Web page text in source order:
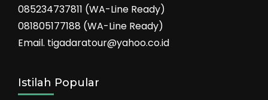
085234737811 (WA-Line Ready)
081805177188 (WA-Line Ready)
Email. tigadaratour@yahoo.co.id
Istilah Popular